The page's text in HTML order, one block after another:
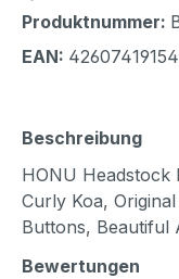
Produktnummer:
EAN:
Beschreibung
HONU Headstock
Curly Koa,
Buttons, Beautiful
Bewertungen